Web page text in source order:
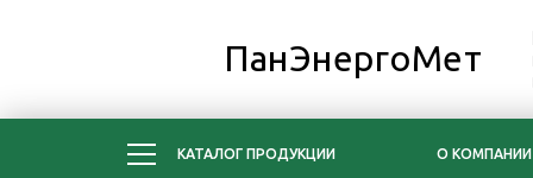
ПанЭнергоМет
КАТАЛОГ ПРОДУКЦИИ О КОМПАНИИ